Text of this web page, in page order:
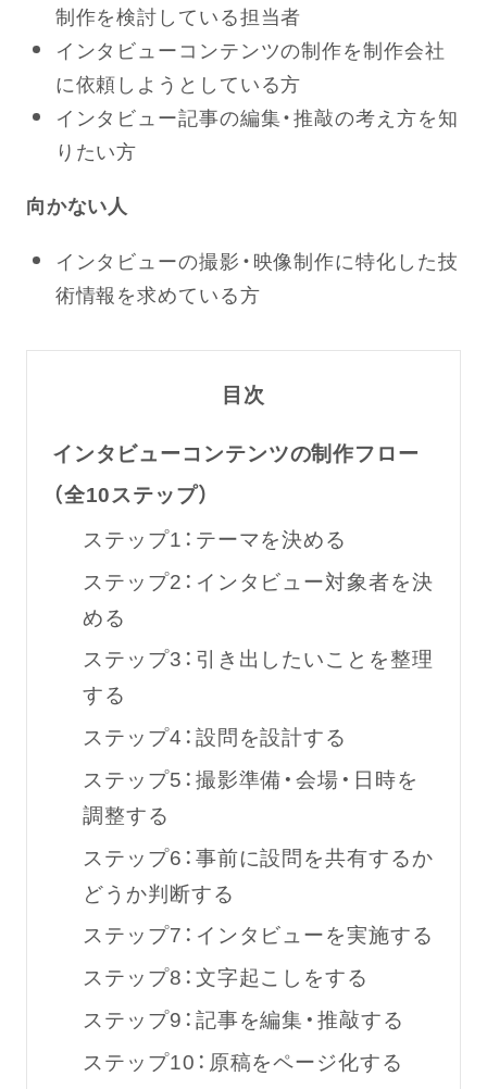
制作を検討している担当者
インタビューコンテンツの制作を制作会社
に依頼しようとしている方
インタビュー記事の編集・推敲の考え方を知
りたい方
向かない人
インタビューの撮影・映像制作に特化した技
術情報を求めている方
目次
インタビューコンテンツの制作フロー
（全10ステップ）
ステップ1：テーマを決める
ステップ2：インタビュー対象者を決
める
ステップ3：引き出したいことを整理
する
ステップ4：設問を設計する
ステップ5：撮影準備・会場・日時を
調整する
ステップ6：事前に設問を共有するか
どうか判断する
ステップ7：インタビューを実施する
ステップ8：文字起こしをする
ステップ9：記事を編集・推敲する
ステップ10：原稿をページ化する